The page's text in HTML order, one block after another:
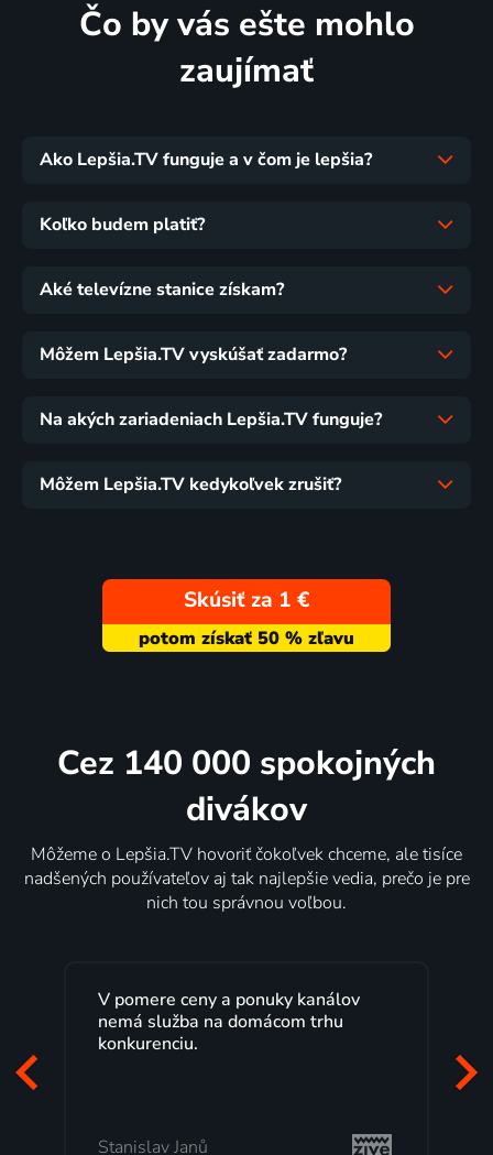
Čo by vás ešte mohlo
zaujímať
Ako Lepšia.TV funguje a v čom je lepšia?
Koľko budem platiť?
Aké televízne stanice získam?
Môžem Lepšia.TV vyskúšať zadarmo?
Na akých zariadeniach Lepšia.TV funguje?
Môžem Lepšia.TV kedykoľvek zrušiť?
Skúsiť za 1 €
Cez 140 000 spokojných
divákov
Môžeme o Lepšia.TV hovoriť čokoľvek chceme, ale tisíce
nadšených používateľov aj tak najlepšie vedia, prečo je pre
nich tou správnou voľbou.
ceny a ponuky kanálov
služba na domácom trhu
pozerať, kedy
to, čo mi
Milada